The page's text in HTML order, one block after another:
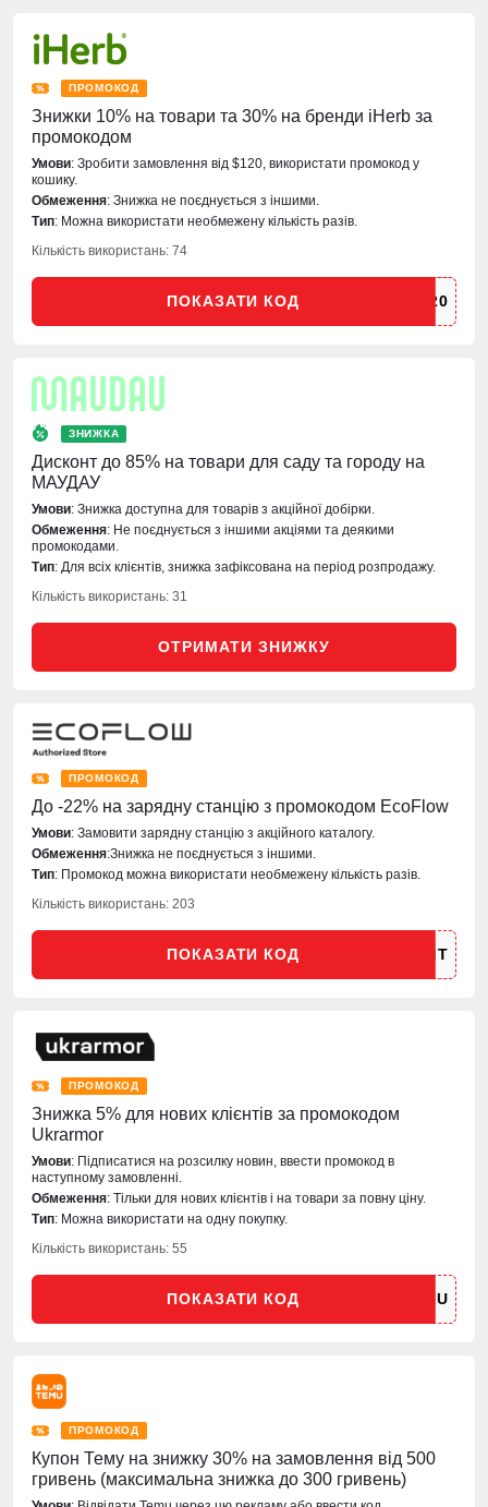
ПРОМОКОД
Знижки 10% на товари та 30% на бренди iHerb за
промокодом
Умови: Зробити замовлення від $120, використати промокод у
кошику.
Обмеження: Знижка не поєднується з іншими.
Тип: Можна використати необмежену кількість разів.
Кількість використань: 74
ПОКАЗАТИ КОД
ЗНИЖКА
Дисконт до 85% на товари для саду та городу на
МАУДАУ
Умови: Знижка доступна для товарів з акційної добірки.
Обмеження: Не поєднується з іншими акціями та деякими
промокодами.
Тип: Для всіх клієнтів, знижка зафіксована на період розпродажу.
Кількість використань: 31
ОТРИМАТИ ЗНИЖКУ
ПРОМОКОД
До -22% на зарядну станцію з промокодом EcoFlow
Умови: Замовити зарядну станцію з акційного каталогу.
Обмеження:Знижка не поєднується з іншими.
Тип: Промокод можна використати необмежену кількість разів.
Кількість використань: 203
ПОКАЗАТИ КОД
ПРОМОКОД
Знижка 5% для нових клієнтів за промокодом
Ukrarmor
Умови: Підписатися на розсилку новин, ввести промокод в
наступному замовленні.
Обмеження: Тільки для нових клієнтів і на товари за повну ціну.
Тип: Можна використати на одну покупку.
Кількість використань: 55
ПОКАЗАТИ КОД
ПРОМОКОД
Купон Тему на знижку 30% на замовлення від 500
гривень (максимальна знижка до 300 гривень)